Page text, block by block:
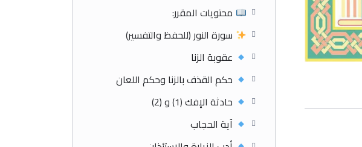
محتويات المقرر:
سورة النور (للحفظ والتفسير)
عقوبة الزنا
حكم القذف بالزنا وحكم اللعان
حادثة الإفك (1) و (2)
آية الحجاب